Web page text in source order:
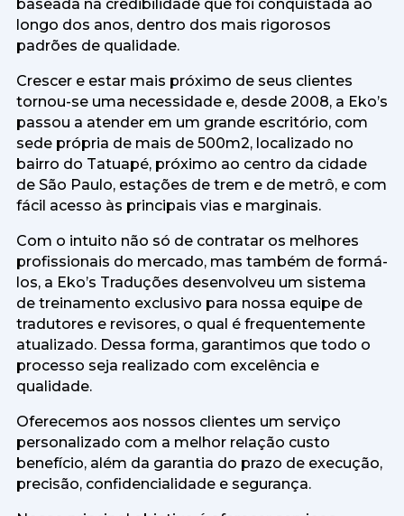
baseada na credibilidade que foi conquistada ao
longo dos anos, dentro dos mais rigorosos
padrões de qualidade.
Crescer e estar mais próximo de seus clientes
tornou-se uma necessidade e, desde 2008, a Eko’s
passou a atender em um grande escritório, com
sede própria de mais de 500m2, localizado no
bairro do Tatuapé, próximo ao centro da cidade
de São Paulo, estações de trem e de metrô, e com
fácil acesso às principais vias e marginais.
Com o intuito não só de contratar os melhores
profissionais do mercado, mas também de formá-
los, a Eko’s Traduções desenvolveu um sistema
de treinamento exclusivo para nossa equipe de
tradutores e revisores, o qual é frequentemente
atualizado. Dessa forma, garantimos que todo o
processo seja realizado com excelência e
qualidade.
Oferecemos aos nossos clientes um serviço
personalizado com a melhor relação custo
benefício, além da garantia do prazo de execução,
precisão, confidencialidade e segurança.